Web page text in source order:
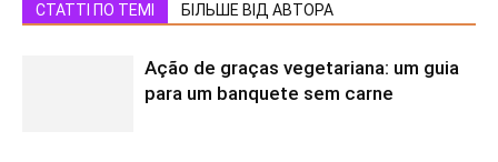
СТАТТІ ПО ТЕМІ БІЛЬШЕ ВІД АВТОРА
Ação de graças vegetariana: um guia
para um banquete sem carne